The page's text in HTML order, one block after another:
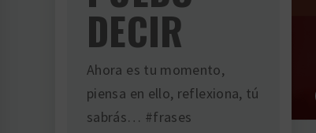
DECIR
Ahora es tu momento,
piensa en ello, reflexiona, tú
sabrás… #frases